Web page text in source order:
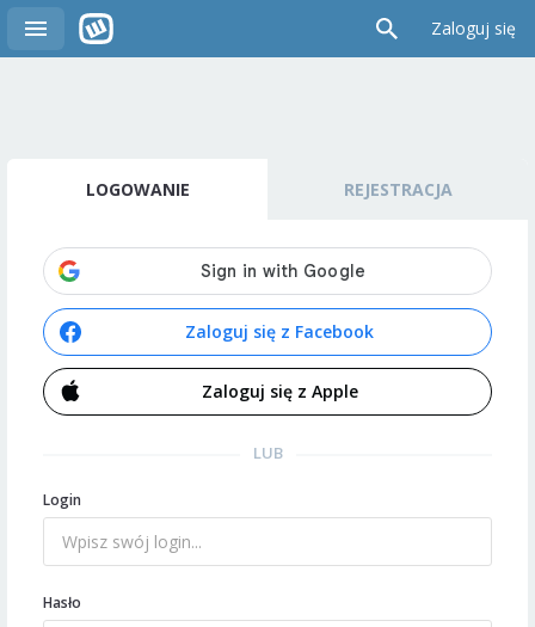
Zaloguj się
LOGOWANIE REJESTRACJA
Zaloguj się z Facebook
Zaloguj się z Apple
LUB
Login
Hasło